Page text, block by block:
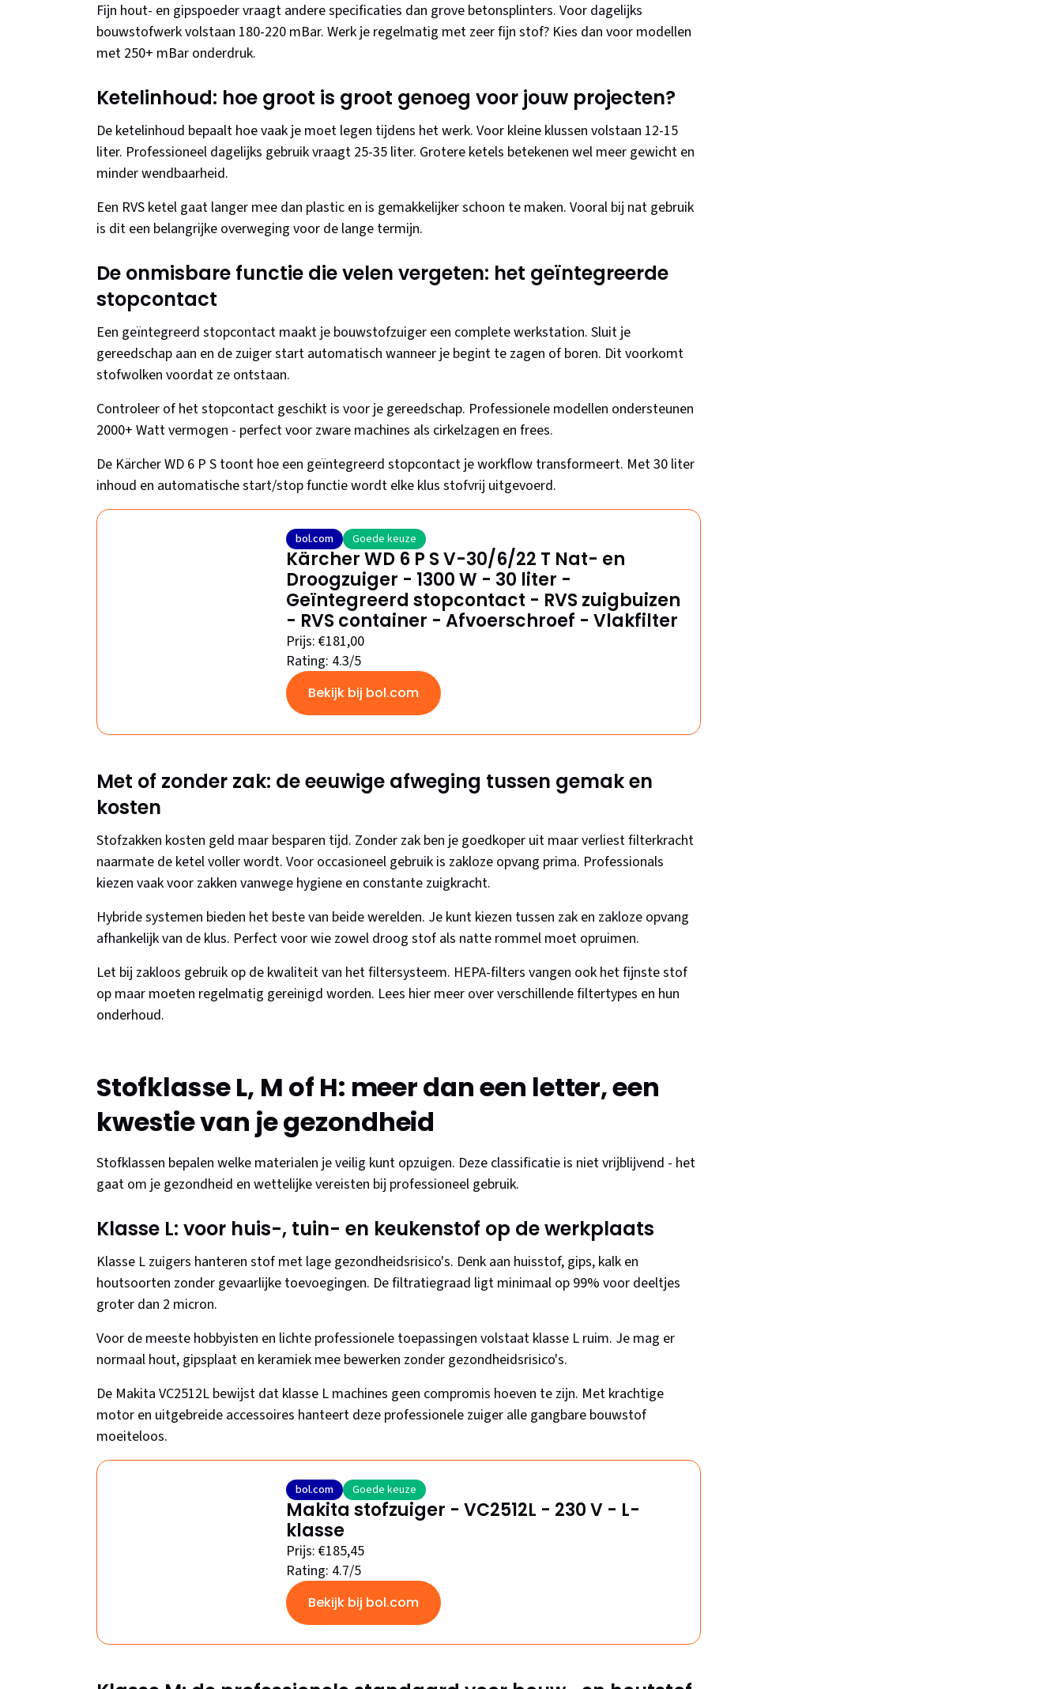
Fijn hout- en gipspoeder vraagt andere specificaties dan grove betonsplinters. Voor dagelijks
bouwstofwerk volstaan 180-220 mBar. Werk je regelmatig met zeer fijn stof? Kies dan voor modellen
met 250+ mBar onderdruk.
Ketelinhoud: hoe groot is groot genoeg voor jouw projecten?
De ketelinhoud bepaalt hoe vaak je moet legen tijdens het werk. Voor kleine klussen volstaan 12-15
liter. Professioneel dagelijks gebruik vraagt 25-35 liter. Grotere ketels betekenen wel meer gewicht en
minder wendbaarheid.
Een RVS ketel gaat langer mee dan plastic en is gemakkelijker schoon te maken. Vooral bij nat gebruik
is dit een belangrijke overweging voor de lange termijn.
De onmisbare functie die velen vergeten: het geïntegreerde
stopcontact
Een geïntegreerd stopcontact maakt je bouwstofzuiger een complete werkstation. Sluit je
gereedschap aan en de zuiger start automatisch wanneer je begint te zagen of boren. Dit voorkomt
stofwolken voordat ze ontstaan.
Controleer of het stopcontact geschikt is voor je gereedschap. Professionele modellen ondersteunen
2000+ Watt vermogen - perfect voor zware machines als cirkelzagen en frees.
De Kärcher WD 6 P S toont hoe een geïntegreerd stopcontact je workflow transformeert. Met 30 liter
inhoud en automatische start/stop functie wordt elke klus stofvrij uitgevoerd.
bol.com Goede keuze
Kärcher WD 6 P S V-30/6/22 T Nat- en
Droogzuiger - 1300 W - 30 liter -
Geïntegreerd stopcontact - RVS zuigbuizen
- RVS container - Afvoerschroef - Vlakfilter
Prijs: €181,00
Rating: 4.3/5
Bekijk bij bol.com
Met of zonder zak: de eeuwige afweging tussen gemak en
kosten
Stofzakken kosten geld maar besparen tijd. Zonder zak ben je goedkoper uit maar verliest filterkracht
naarmate de ketel voller wordt. Voor occasioneel gebruik is zakloze opvang prima. Professionals
kiezen vaak voor zakken vanwege hygiene en constante zuigkracht.
Hybride systemen bieden het beste van beide werelden. Je kunt kiezen tussen zak en zakloze opvang
afhankelijk van de klus. Perfect voor wie zowel droog stof als natte rommel moet opruimen.
Let bij zakloos gebruik op de kwaliteit van het filtersysteem. HEPA-filters vangen ook het fijnste stof
op maar moeten regelmatig gereinigd worden. Lees hier meer over verschillende filtertypes en hun
onderhoud.
Stofklasse L, M of H: meer dan een letter, een
kwestie van je gezondheid
Stofklassen bepalen welke materialen je veilig kunt opzuigen. Deze classificatie is niet vrijblijvend - het
gaat om je gezondheid en wettelijke vereisten bij professioneel gebruik.
Klasse L: voor huis-, tuin- en keukenstof op de werkplaats
Klasse L zuigers hanteren stof met lage gezondheidsrisico's. Denk aan huisstof, gips, kalk en
houtsoorten zonder gevaarlijke toevoegingen. De filtratiegraad ligt minimaal op 99% voor deeltjes
groter dan 2 micron.
Voor de meeste hobbyisten en lichte professionele toepassingen volstaat klasse L ruim. Je mag er
normaal hout, gipsplaat en keramiek mee bewerken zonder gezondheidsrisico's.
De Makita VC2512L bewijst dat klasse L machines geen compromis hoeven te zijn. Met krachtige
motor en uitgebreide accessoires hanteert deze professionele zuiger alle gangbare bouwstof
moeiteloos.
bol.com Goede keuze
Makita stofzuiger - VC2512L - 230 V - L-
klasse
Prijs: €185,45
Rating: 4.7/5
Bekijk bij bol.com